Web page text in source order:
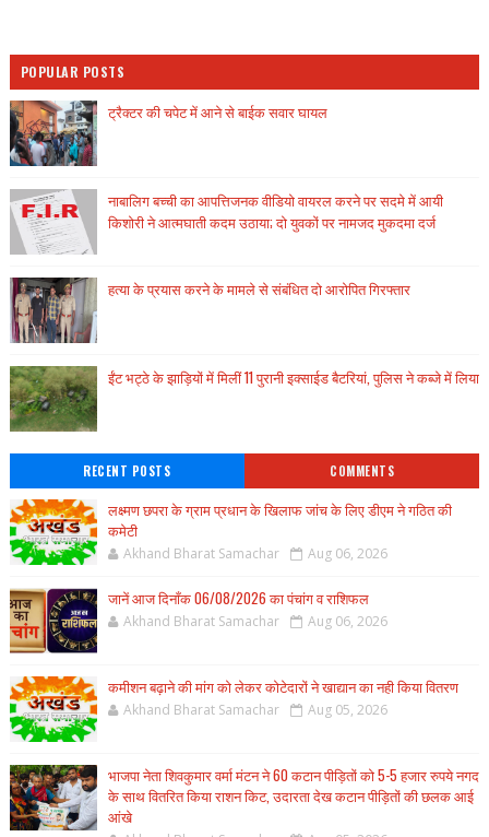
POPULAR POSTS
ट्रैक्टर की चपेट में आने से बाईक सवार घायल
नाबालिग बच्ची का आपत्तिजनक वीडियो वायरल करने पर सदमे में आयी
किशोरी ने आत्मघाती कदम उठाया; दो युवकों पर नामजद मुकदमा दर्ज
हत्या के प्रयास करने के मामले से संबंधित दो आरोपित गिरफ्तार
ईंट भट्ठे के झाड़ियों में मिलीं 11 पुरानी इक्साईड बैटरियां, पुलिस ने कब्जे में लिया
RECENT POSTS COMMENTS
लक्ष्मण छपरा के ग्राम प्रधान के खिलाफ जांच के लिए डीएम ने गठित की
कमेटी
Akhand Bharat Samachar Aug 06, 2026
जानें आज दिनाँक 06/08/2026 का पंचांग व राशिफल
Akhand Bharat Samachar Aug 06, 2026
कमीशन बढ़ाने की मांग को लेकर कोटेदारों ने खाद्यान का नही किया वितरण
Akhand Bharat Samachar Aug 05, 2026
भाजपा नेता शिवकुमार वर्मा मंटन ने 60 कटान पीड़ितों को 5-5 हजार रुपये नगद
के साथ वितरित किया राशन किट, उदारता देख कटान पीड़ितों की छलक आई
आंखे